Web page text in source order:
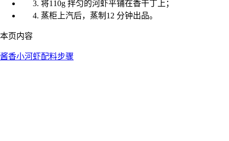
将110g 拌匀的河虾平铺在香干丁上；
蒸柜上汽后，蒸制12 分钟出品。
本页内容
酱香小河虾配料步骤